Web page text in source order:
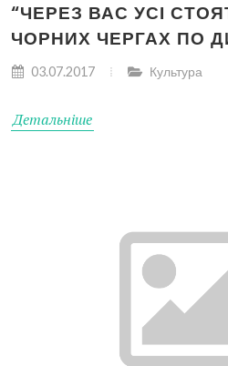
“ЧЕРЕЗ ВАС УСІ
ЧОРНИХ ЧЕРГАХ ПО
03.07.2017 Культура
Детальніше